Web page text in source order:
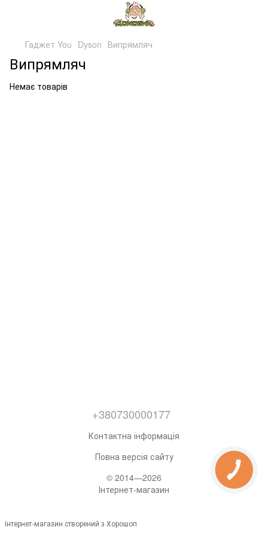
Гаджет You Dyson Випрямляч
Випрямляч
Немає товарів
+380730000177
Контактна інформація
Повна версія сайту
© 2014—2026
Інтернет-магазин
Інтернет-магазин створений з Хорошоп